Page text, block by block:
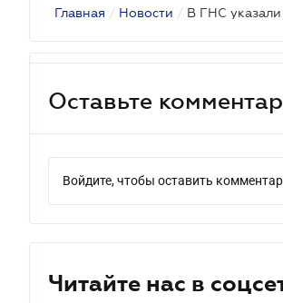
Главная / Новости /
Оставьте
Войдите, чтобы оставить
Читайте нас в